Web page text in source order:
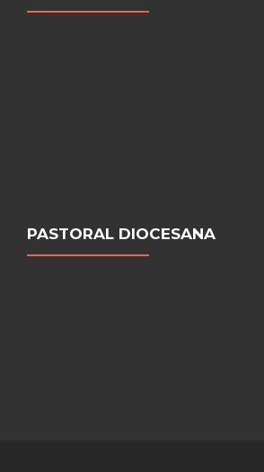
PASTORAL DIOCESANA